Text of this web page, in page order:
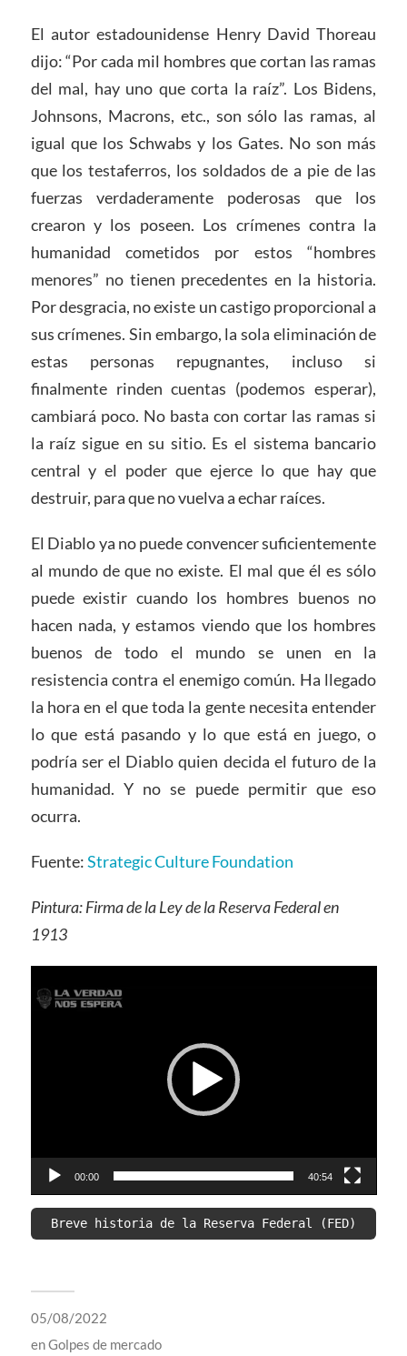
El autor estadounidense Henry David Thoreau
dijo: “Por cada mil hombres que cortan las ramas
del mal, hay uno que corta la raíz”. Los Bidens,
Johnsons, Macrons, etc., son sólo las ramas, al
igual que los Schwabs y los Gates. No son más
que los testaferros, los soldados de a pie de las
fuerzas verdaderamente poderosas que los
crearon y los poseen. Los crímenes contra la
humanidad cometidos por estos “hombres
menores” no tienen precedentes en la historia.
Por desgracia, no existe un castigo proporcional a
sus crímenes. Sin embargo, la sola eliminación de
estas personas repugnantes, incluso si
finalmente rinden cuentas (podemos esperar),
cambiará poco. No basta con cortar las ramas si
la raíz sigue en su sitio. Es el sistema bancario
central y el poder que ejerce lo que hay que
destruir, para que no vuelva a echar raíces.
El Diablo ya no puede convencer suficientemente
al mundo de que no existe. El mal que él es sólo
puede existir cuando los hombres buenos no
hacen nada, y estamos viendo que los hombres
buenos de todo el mundo se unen en la
resistencia contra el enemigo común. Ha llegado
la hora en el que toda la gente necesita entender
lo que está pasando y lo que está en juego, o
podría ser el Diablo quien decida el futuro de la
humanidad. Y no se puede permitir que eso
ocurra.
Fuente:Strategic Culture Foundation
Pintura: Firma de la Ley de la Reserva Federal en
1913
Player
00:00 40:54
Breve historia de la Reserva Federal (FED)
05/08/2022
enGolpes de mercado